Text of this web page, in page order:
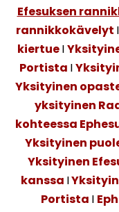
Efesuksen
rannikkokävelyt I
kiertueI
Portista I
Yksityinen
yksityinen
kohteessa
Yksityinen
Yksityinen
kanssa I
Portista I